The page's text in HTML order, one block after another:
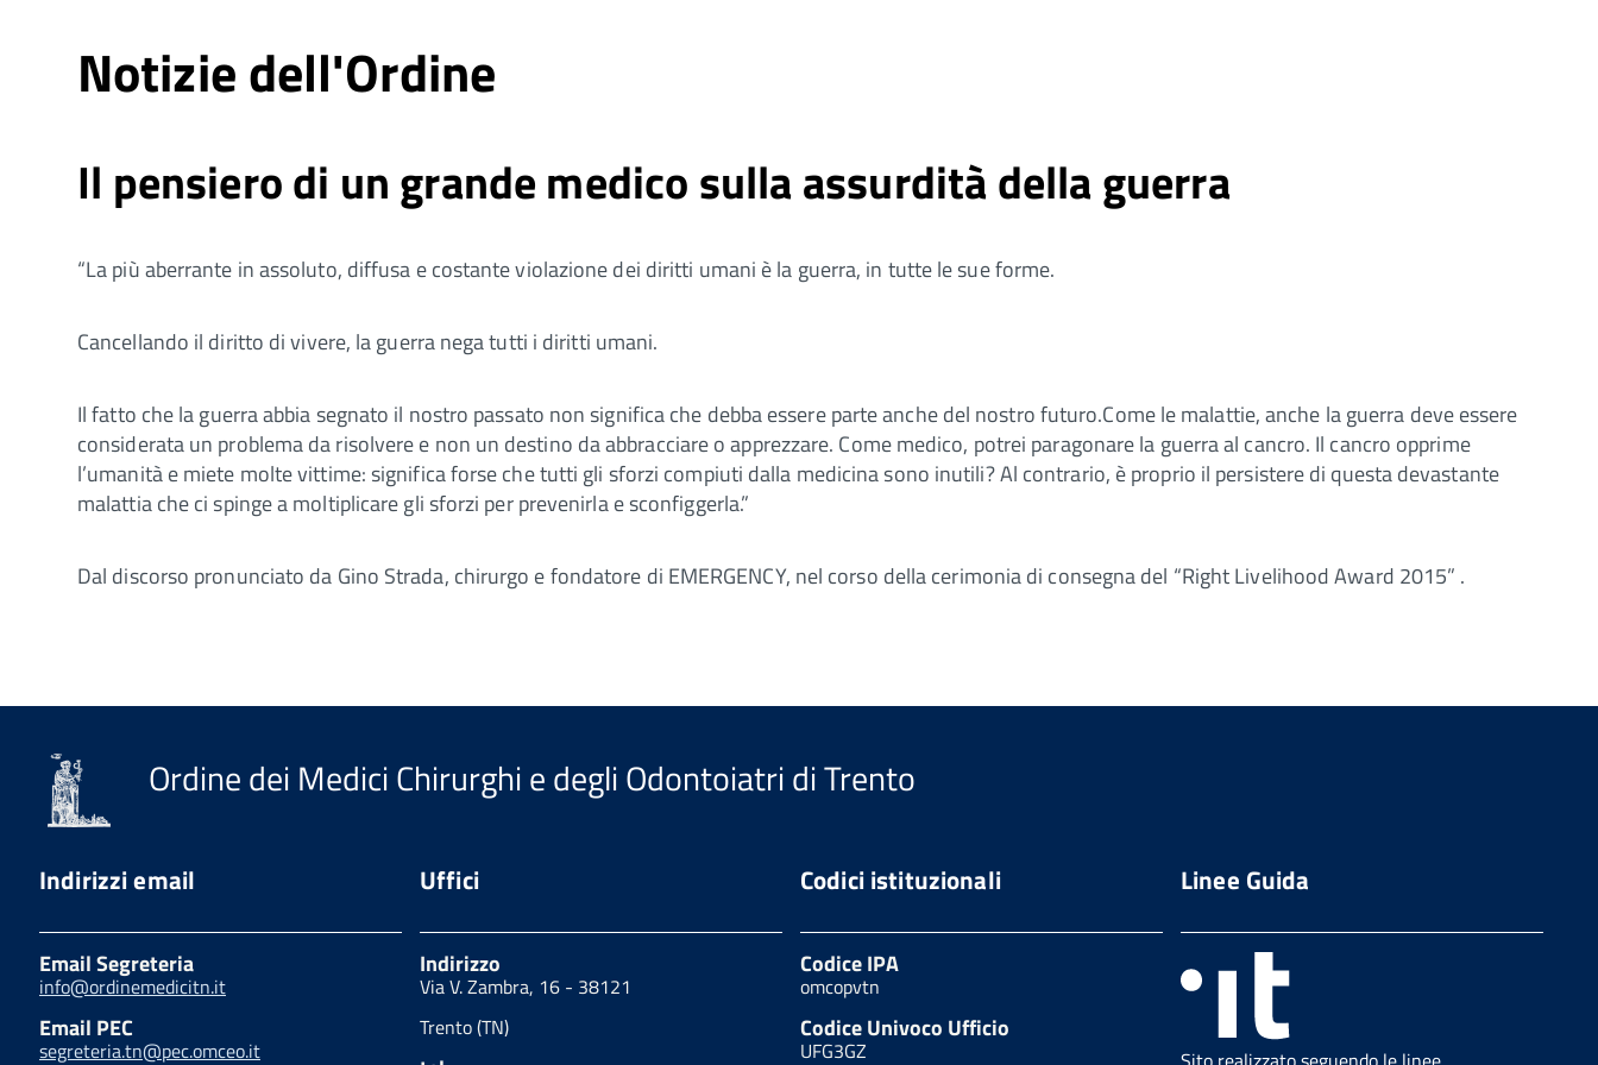
Notizie dell'Ordine
Il pensiero di un grande medico sulla assurdità della guerra
“La più aberrante in assoluto, diffusa e costante violazione dei diritti umani è la guerra, in tutte le sue forme.
Cancellando il diritto di vivere, la guerra nega tutti i diritti umani.
Il fatto che la guerra abbia segnato il nostro passato non significa che debba essere parte anche del nostro futuro.Come le malattie, anche la guerra deve essere
considerata un problema da risolvere e non un destino da abbracciare o apprezzare. Come medico, potrei paragonare la guerra al cancro. Il cancro opprime
l’umanità e miete molte vittime: significa forse che tutti gli sforzi compiuti dalla medicina sono inutili? Al contrario, è proprio il persistere di questa devastante
malattia che ci spinge a moltiplicare gli sforzi per prevenirla e sconfiggerla.”
Dal discorso pronunciato da Gino Strada, chirurgo e fondatore di EMERGENCY, nel corso della cerimonia di consegna del “Right Livelihood Award 2015” .
Ordine dei Medici Chirurghi e degli Odontoiatri di Trento
Indirizzi email
Email Segreteria
info@ordinemedicitn.it
Email PEC
segreteria.tn@pec.omceo.it
Uffici
Indirizzo
Via V. Zambra, 16 - 38121
Trento (TN)
Codici istituzionali
Codice IPA
omcopvtn
Codice Univoco Ufficio
UFG3GZ
Linee Guida